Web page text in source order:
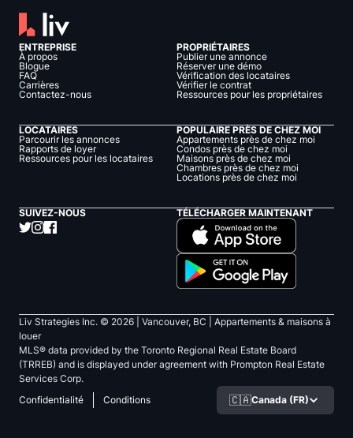
ENTREPRISE
À propos
Blogue
FAQ
Carrières
Contactez-nous
PROPRIÉTAIRES
Publier une annonce
Réserver une démo
Vérification des locataires
Vérifier le contrat
Ressources pour les propriétaires
LOCATAIRES
Parcourir les annonces
Rapports de loyer
Ressources pour les locataires
POPULAIRE PRÈS DE CHEZ MOI
Appartements près de chez moi
Condos près de chez moi
Maisons près de chez moi
Chambres près de chez moi
Locations près de chez moi
SUIVEZ-NOUS TÉLÉCHARGER MAINTENANT
Liv Strategies Inc. © 2026 | Vancouver, BC |
Appartements & maisons à
louer
MLS® data provided by the Toronto Regional Real Estate Board
(TRREB) and is displayed under agreement with Prompton Real Estate
Services Corp.
Confidentialité
Conditions 🇨🇦Canada (FR)